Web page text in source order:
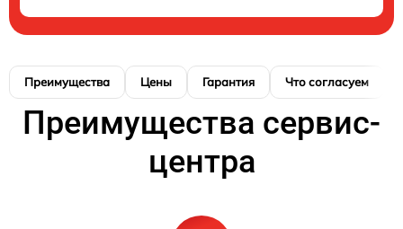
Преимущества Цены Гарантия Что согласуем
Преимущества сервис-
центра